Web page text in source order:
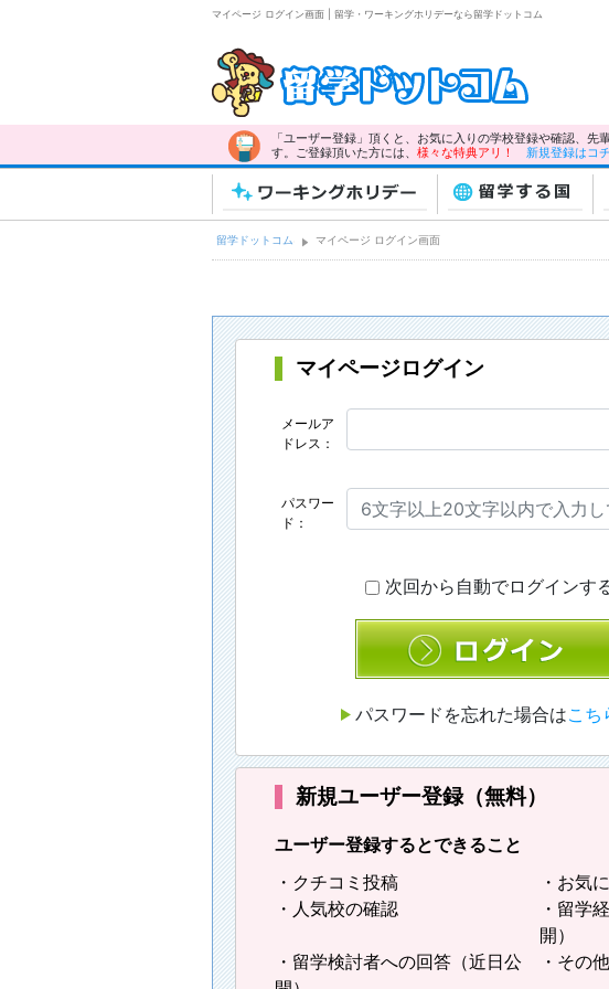
マイページ ログイン画面 | 留学・ワーキングホリデーなら留学ドットコム
「ユーザー登録」頂くと、お気に入りの学校登録や確認、
す。ご登録頂いた方には、 様々な特典アリ！
新規登録はコ
ワーキングホリデー
留学ドットコム マイページ ログイン画面
マイページログイン
メールア
ドレス：
パスワー
ド：
次回から自動でログインす
パスワードを忘れた場合はこち
新規ユーザー登録（無料）
ユーザー登録するとできること
・クチコミ投稿
・お気
・人気校の確認
・留学
開）
・留学検討者への回答（近日公
・その